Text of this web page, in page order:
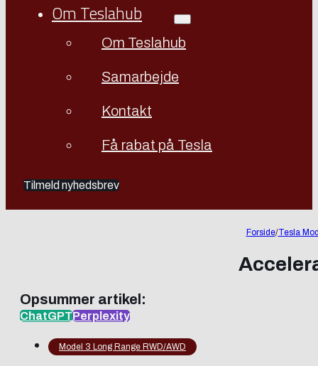
Om Teslahub
Om Teslahub
Samarbejde
Kontakt
Få rabat på Tesla
Tilmeld nyhedsbrev
Forside/Tesla
Opsummer artikel:
ChatGPTPerplexity
Model 3 Long Range RWD/AWD